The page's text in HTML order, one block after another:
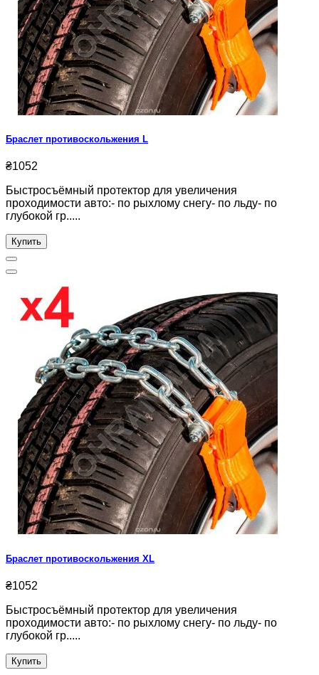
Браслет противоскольжения L
₴1052
Быстросъёмный протектор для увеличения
проходимости авто:- по рыхлому снегу- по льду- по
глубокой гр.....
Купить
Браслет противоскольжения XL
₴1052
Быстросъёмный протектор для увеличения
проходимости авто:- по рыхлому снегу- по льду- по
глубокой гр.....
Купить